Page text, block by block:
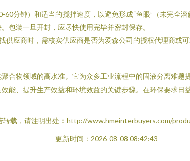
分钟）和适当的搅拌速度，以避免形成“鱼眼”（未完全
包装一旦开封，应尽快使用完毕并密封保存。
供应商时，需核实供应商是否为爱森公司的授权代理商或
合物领域的高水准。它为众多工业流程中的固液分离难
能、提升生产效益和环境效益的关键步骤。在环保要求
转载，请注明出处：http://www.hmeinterbuyers.com/
更新时间：2026-08-08 08:42:43